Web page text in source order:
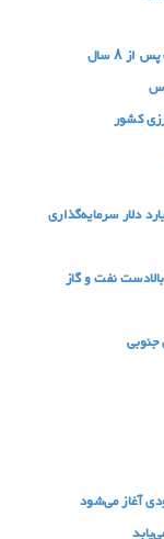
۸ سال
کشور
نفت و گاز
آغاز می‌شود